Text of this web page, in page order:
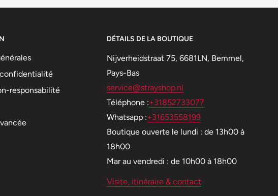
responsabilité
DÉTAILS DE LA BOUTIQUE
Nijverheidstraat 75, 6681LN, Bemmel,
Pays-Bas
service@strayshop.nl
Téléphone :+31852733077
Whatsapp :+31653558199
Boutique ouverte le lundi : de 13h00 à
18h00
Mar au vendredi : de 10h00 à 18h00
Visite, itinéraire & contact